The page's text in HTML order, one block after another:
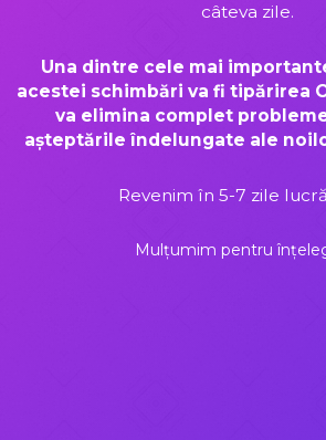
câteva zile.
Una dintre cele mai
acestei schimbări va fi tipărirea
va elimina complet
așteptările îndelungate ale
Revenim în 5-7 zile
Mulțumim pentru